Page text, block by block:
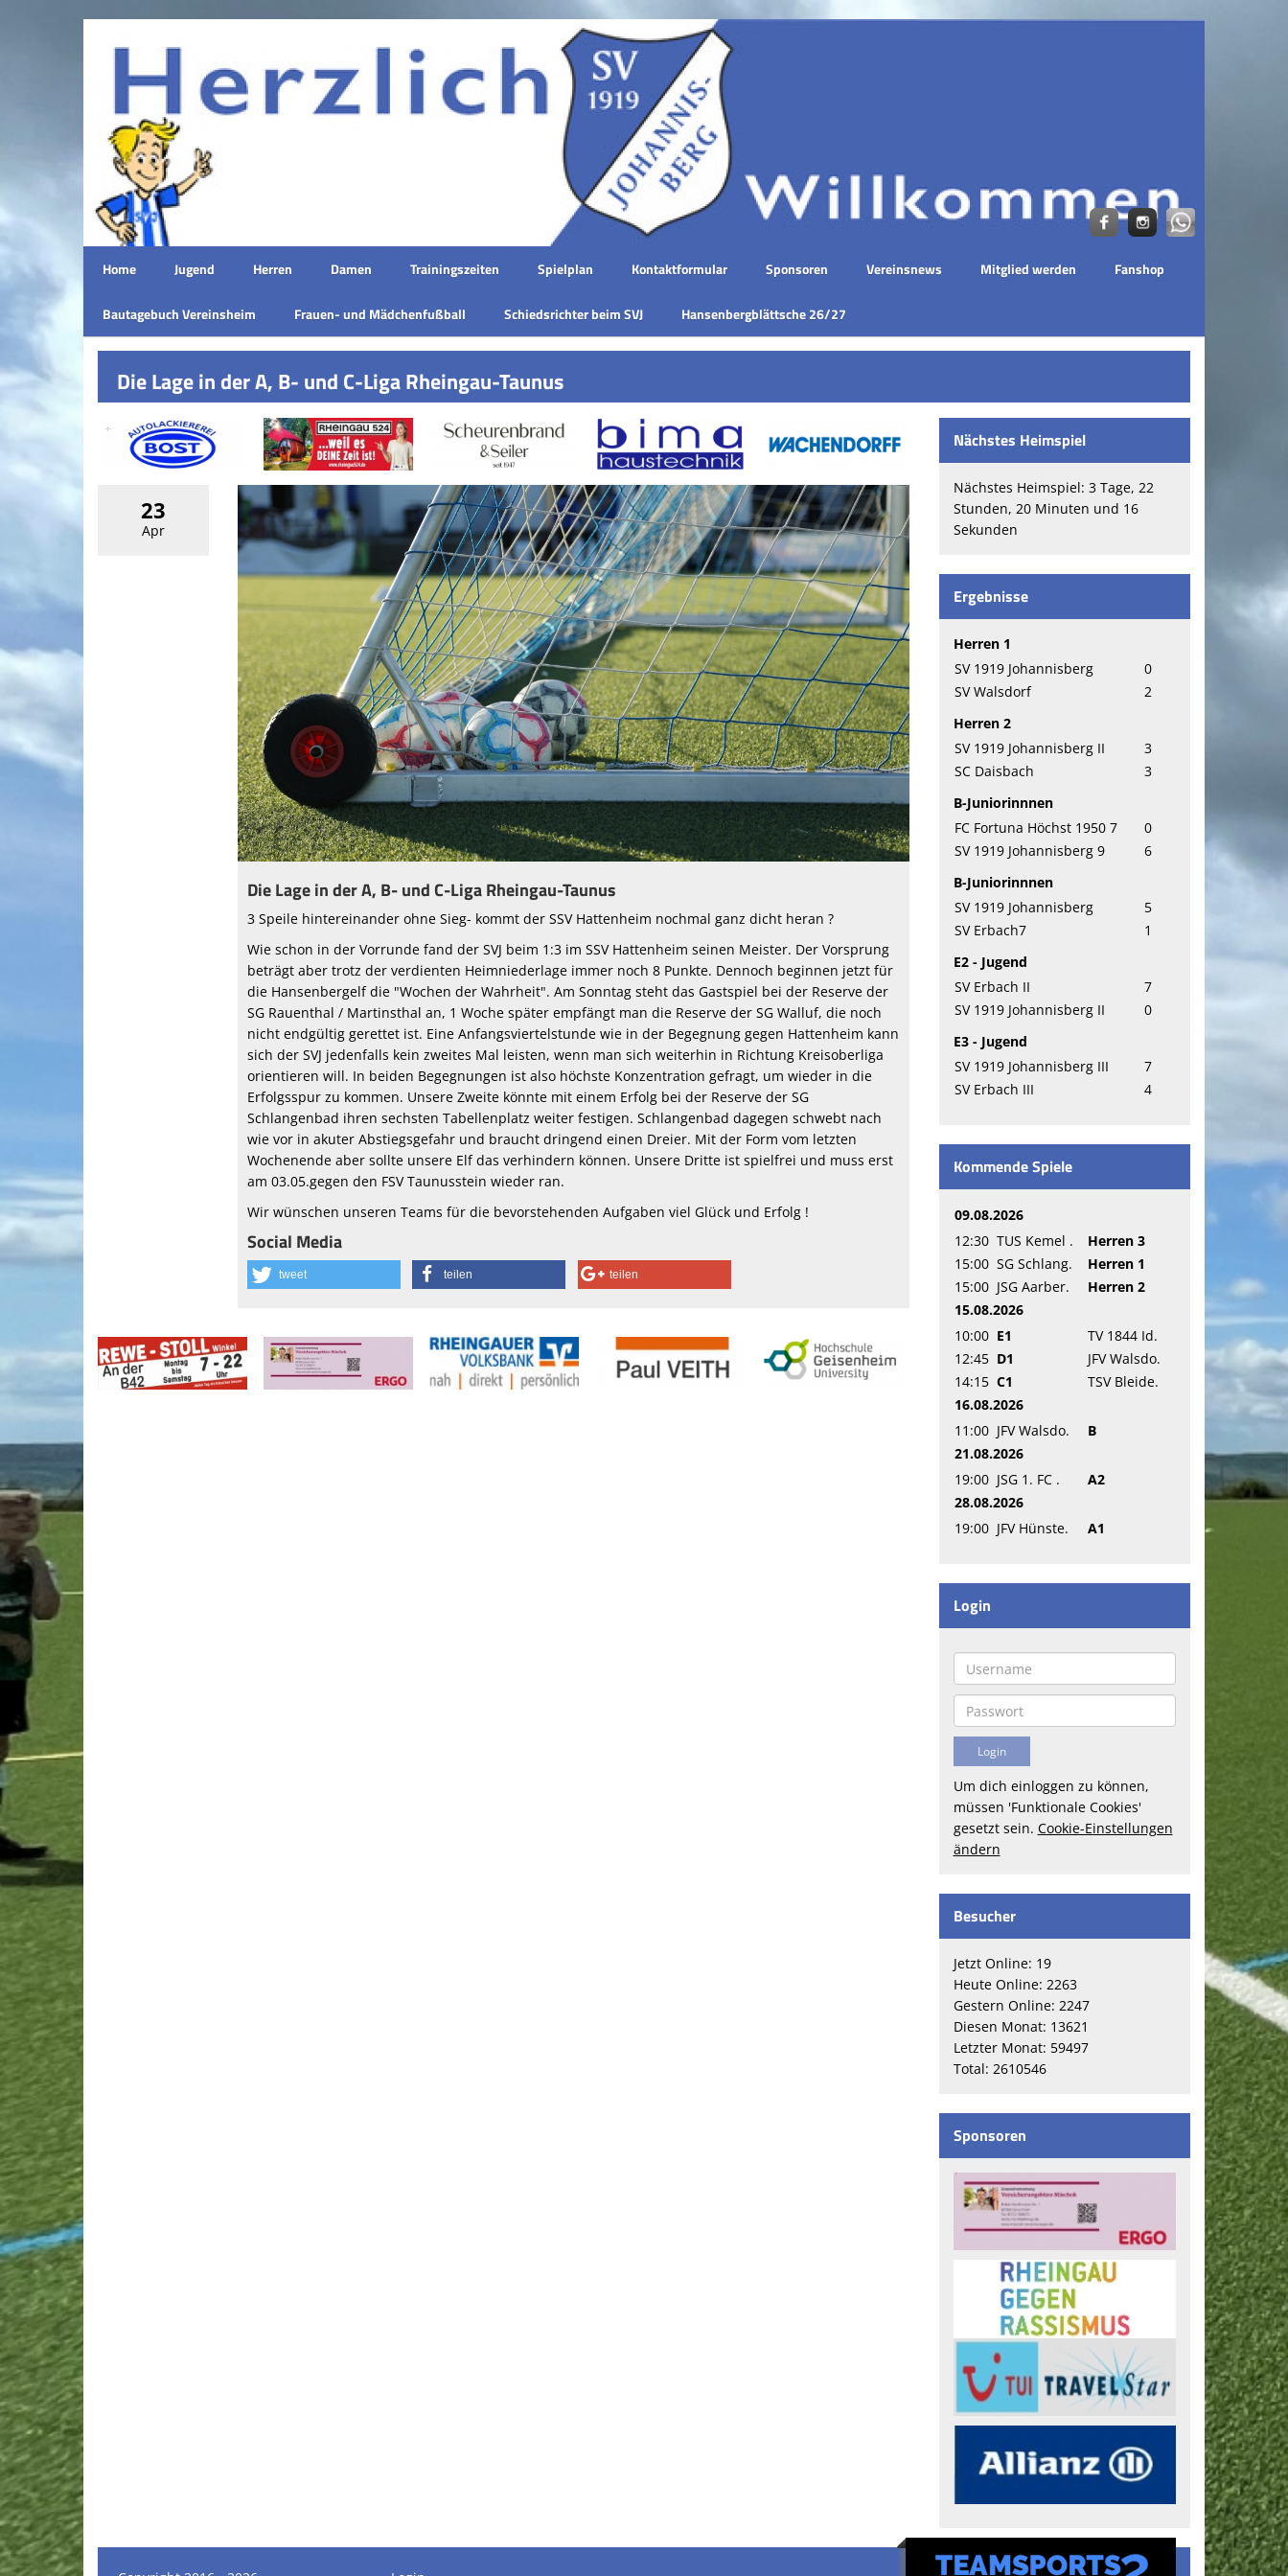
Home Jugend Herren Damen Trainingszeiten Spielplan Kontaktformular Sponsoren Vereinsnews Mitglied werden Fanshop
Bautagebuch Vereinsheim Frauen- und Mädchenfußball Schiedsrichter beim SVJ Hansenbergblättsche 26/27
Die Lage in der A, B- und C-Liga Rheingau-Taunus
23
Apr
Die Lage in der A, B- und C-Liga Rheingau-Taunus
3 Speile hintereinander ohne Sieg- kommt der SSV Hattenheim nochmal ganz dicht heran ?
Wie schon in der Vorrunde fand der SVJ beim 1:3 im SSV Hattenheim seinen Meister. Der Vorsprung
beträgt aber trotz der verdienten Heimniederlage immer noch 8 Punkte. Dennoch beginnen jetzt für
die Hansenbergelf die "Wochen der Wahrheit". Am Sonntag steht das Gastspiel bei der Reserve der
SG Rauenthal / Martinsthal an, 1 Woche später empfängt man die Reserve der SG Walluf, die noch
nicht endgültig gerettet ist. Eine Anfangsviertelstunde wie in der Begegnung gegen Hattenheim kann
sich der SVJ jedenfalls kein zweites Mal leisten, wenn man sich weiterhin in Richtung Kreisoberliga
orientieren will. In beiden Begegnungen ist also höchste Konzentration gefragt, um wieder in die
Erfolgsspur zu kommen. Unsere Zweite könnte mit einem Erfolg bei der Reserve der SG
Schlangenbad ihren sechsten Tabellenplatz weiter festigen. Schlangenbad dagegen schwebt nach
wie vor in akuter Abstiegsgefahr und braucht dringend einen Dreier. Mit der Form vom letzten
Wochenende aber sollte unsere Elf das verhindern können. Unsere Dritte ist spielfrei und muss erst
am 03.05.gegen den FSV Taunusstein wieder ran.
Wir wünschen unseren Teams für die bevorstehenden Aufgaben viel Glück und Erfolg !
Social Media
tweet teilen teilen
Nächstes Heimspiel
Nächstes Heimspiel: 3 Tage, 22
Stunden, 20 Minuten und 15
Sekunden
Ergebnisse
Herren 1
SV 1919 Johannisberg
0
SV Walsdorf
2
Herren 2
SV 1919 Johannisberg II
3
SC Daisbach
3
B-Juniorinnnen
FC Fortuna Höchst 1950 7
0
SV 1919 Johannisberg 9
6
B-Juniorinnnen
SV 1919 Johannisberg
5
SV Erbach7
1
E2 - Jugend
SV Erbach II
7
SV 1919 Johannisberg II
0
E3 - Jugend
SV 1919 Johannisberg III
7
SV Erbach III
4
Kommende Spiele
09.08.2026
12:30 TUS Kemel .
Herren 3
15:00 SG Schlang.
Herren 1
15:00 JSG Aarber.
Herren 2
15.08.2026
10:00 E1
TV 1844 Id.
12:45 D1
JFV Walsdo.
14:15 C1
TSV Bleide.
16.08.2026
11:00 JFV Walsdo.
B
21.08.2026
19:00 JSG 1. FC .
A2
28.08.2026
19:00 JFV Hünste. A1
Login
Um dich einloggen zu können,
müssen 'Funktionale Cookies'
gesetzt sein. Cookie-Einstellungen
ändern
Besucher
Jetzt Online: 19
Heute Online: 2263
Gestern Online: 2247
Diesen Monat: 13621
Letzter Monat: 59497
Total: 2610546
Sponsoren